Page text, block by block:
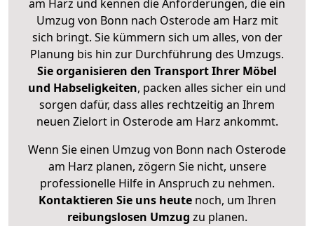
am Harz und kennen die Anforderungen, die ein
Umzug von Bonn nach Osterode am Harz mit
sich bringt. Sie kümmern sich um alles, von der
Planung bis hin zur Durchführung des Umzugs.
Sie organisieren den Transport Ihrer Möbel
und Habseligkeiten, packen alles sicher ein und
sorgen dafür, dass alles rechtzeitig an Ihrem
neuen Zielort in Osterode am Harz ankommt.
Wenn Sie einen Umzug von Bonn nach Osterode
am Harz planen, zögern Sie nicht, unsere
professionelle Hilfe in Anspruch zu nehmen.
Kontaktieren Sie uns heutenoch, um Ihren
reibungslosen Umzug zu planen.